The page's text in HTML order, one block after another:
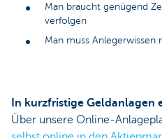
Man braucht genügend
verfolgen
Man muss Anlegerwissen
In kurzfristige Geldanlagen
Über unsere Online-